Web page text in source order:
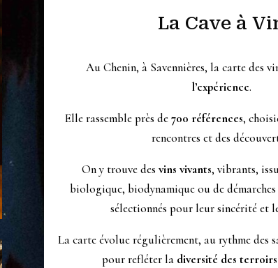
La Cave à
Au Chenin, à Savennières, la carte des
l’expérience.
Elle rassemble près de700 références,
rencontres et des
On y trouve desvins vivants, vibrants,
biologique, biodynamique ou de
sélectionnés pour leur sincérité et
La carte évolue régulièrement, au rythme des
pour refléter la diversité des